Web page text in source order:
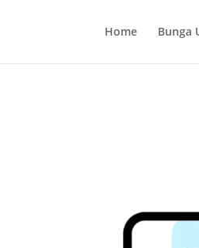
Home Bunga